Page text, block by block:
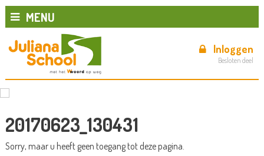
MENU
Inloggen
Besloten deel
20170623_130431
Sorry, maar u heeft geen toegang tot deze pagina.